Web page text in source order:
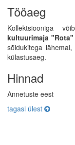
Tööaeg
Kollektsiooniga
kultuurimaja
sõidukitega
külastusaeg.
Hinnad
Annetuste eest
tagasi ülest